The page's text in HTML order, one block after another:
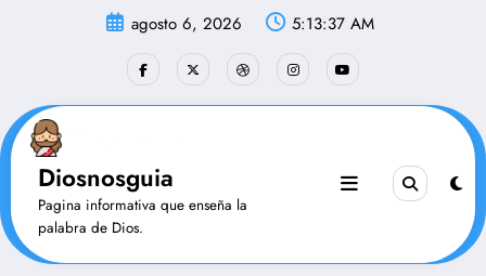
agosto 6, 2026 5:13:37 AM
Diosnosguia
Pagina informativa que enseña la
palabra de Dios.